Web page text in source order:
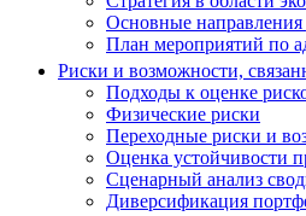
Основные направления
План мероприятий по
Риски и возможности,
Подходы к оценке
Физические риски
Переходные риски и
Оценка устойчивости
Сценарный анализ
Диверсификация